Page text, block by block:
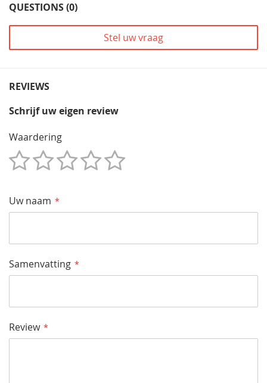
QUESTIONS (0)
Stel uw vraag
REVIEWS
Schrijf uw eigen review
Waardering
Uw naam
Samenvatting
Review